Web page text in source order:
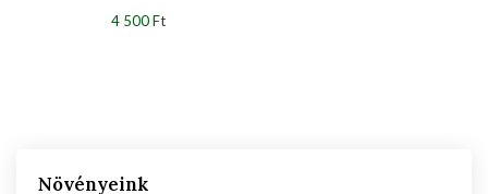
Növényeink
4 500 Ft